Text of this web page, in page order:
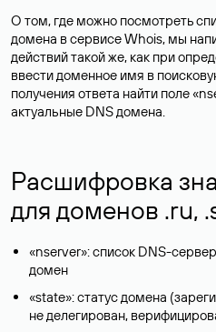
О том, где можно посмотреть
домена в сервисе Whois, мы
действий такой же, как при
ввести доменное имя в
получения ответа найти поле
актуальные DNS домена.
Расшифровка
для доменов .ru,
«nserver»: список DNS-
домен
«state»: статус домена
не делегирован,